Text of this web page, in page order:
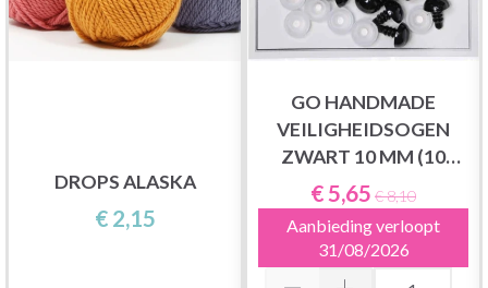
DROPS ALASKA
€ 2,15
GO HANDMADE
VEILIGHEIDSOGEN
ZWART 10 MM (10
PAAR)
€ 5,65 € 8,10
Aanbieding verloopt
31/08/2026